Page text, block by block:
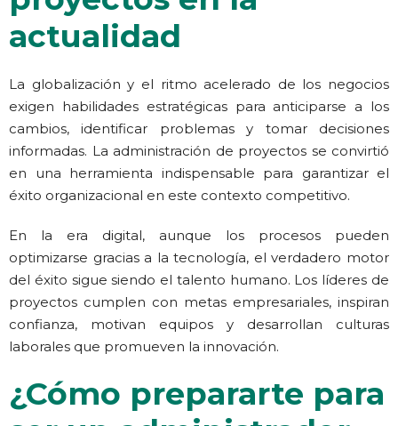
actualidad
La globalización y el ritmo acelerado de los negocios
exigen habilidades estratégicas para anticiparse a los
cambios, identificar problemas y tomar decisiones
informadas. La administración de proyectos se convirtió
en una herramienta indispensable para garantizar el
éxito organizacional en este contexto competitivo.
En la era digital, aunque los procesos pueden
optimizarse gracias a la tecnología, el verdadero motor
del éxito sigue siendo el talento humano. Los líderes de
proyectos cumplen con metas empresariales, inspiran
confianza, motivan equipos y desarrollan culturas
laborales que promueven la innovación.
¿Cómo prepararte para